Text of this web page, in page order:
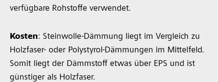
verfügbare Rohstoffe verwendet.
Kosten: Steinwolle-Dämmung liegt im Vergleich zu
Holzfaser- oder Polystyrol-Dämmungen im Mittelfeld.
Somit liegt der Dämmstoff etwas über EPS und ist
günstiger als Holzfaser.